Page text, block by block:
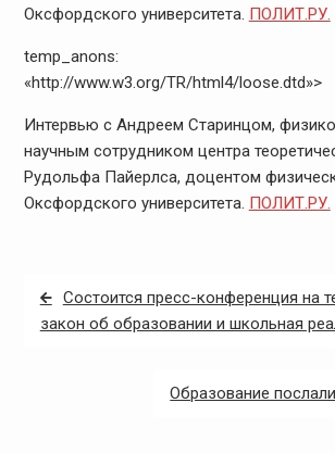
Оксфордского университета. ПОЛИТ.РУ.
temp_anons:
«http://www.w3.org/TR/html4/loose.dtd»>
Интервью с Андреем Старинцом,
научным сотрудником центра
Рудольфа Пайерлса, доцентом
Оксфордского университета. ПОЛИТ.РУ.
Навигация
по
Состоится пресс-конференция на
закон об образовании и школьная
Образование